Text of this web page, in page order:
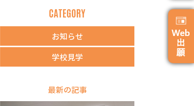
CATEGORY
お知らせ
学校見学
最新の記事